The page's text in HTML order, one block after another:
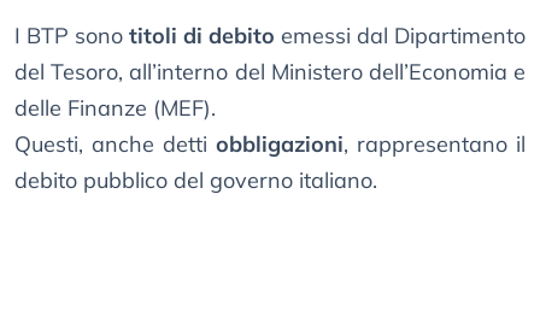
I BTP sono titoli di debito emessi dal Dipartimento
del Tesoro, all’interno del Ministero dell’Economia e
delle Finanze (MEF).
Questi, anche detti obbligazioni, rappresentano il
debito pubblico del governo italiano.